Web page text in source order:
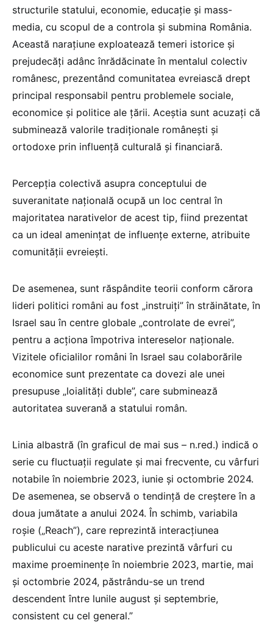
structurile statului, economie, educație și mass-
media, cu scopul de a controla și submina România.
Această narațiune exploatează temeri istorice și
prejudecăți adânc înrădăcinate în mentalul colectiv
românesc, prezentând comunitatea evreiască drept
principal responsabil pentru problemele sociale,
economice și politice ale țării. Aceștia sunt acuzați că
subminează valorile tradiționale românești și
ortodoxe prin influență culturală și financiară.
Percepția colectivă asupra conceptului de
suveranitate națională ocupă un loc central în
majoritatea narativelor de acest tip, fiind prezentat
ca un ideal amenințat de influențe externe, atribuite
comunității evreiești.
De asemenea, sunt răspândite teorii conform cărora
lideri politici români au fost „instruiți” în străinătate, în
Israel sau în centre globale „controlate de evrei”,
pentru a acționa împotriva intereselor naționale.
Vizitele oficialilor români în Israel sau colaborările
economice sunt prezentate ca dovezi ale unei
presupuse „loialități duble”, care subminează
autoritatea suverană a statului român.
Linia albastră (în graficul de mai sus – n.red.) indică o
serie cu fluctuații regulate și mai frecvente, cu vârfuri
notabile în noiembrie 2023, iunie și octombrie 2024.
De asemenea, se observă o tendință de creștere în a
doua jumătate a anului 2024. În schimb, variabila
roșie („Reach”), care reprezintă interacțiunea
publicului cu aceste narative prezintă vârfuri cu
maxime proeminențe în noiembrie 2023, martie, mai
și octombrie 2024, păstrându-se un trend
descendent între lunile august și septembrie,
consistent cu cel general.”